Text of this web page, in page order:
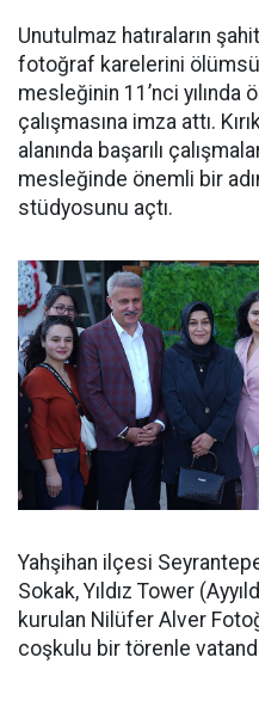
Unutulmaz hatıraların
fotoğraf karelerini
mesleğinin 11’nci yılında
çalışmasına imza attı.
alanında başarılı
mesleğinde önemli bir
stüdyosunu açtı.
Yahşihan ilçesi
Sokak, Yıldız Tower
kurulan Nilüfer Alver
coşkulu bir törenle